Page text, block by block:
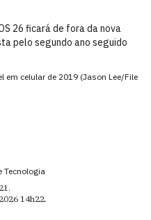
26 ficará de fora da nova
pelo segundo ano seguido
em celular de 2019 (Jason Lee/File
Tecnologia
.
14h22.